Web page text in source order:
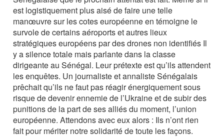
est logistiquement plus aisé de faire une telle
manœuvre sur les cotes européenne en témoigne le
survole de certains aéroports et autres lieux
stratégiques européens par des drones non identifiés Il
y a silence totale mais parlante dans la classe
dirigeante au Sénégal. Leur prétexte est qu’ils attendent
les enquêtes. Un journaliste et annaliste Sénégalais
prêchait qu’ils ne faut pas réagir énergiquement sous
risque de devenir ennemie de l’Ukraine et de subir des
punitions de la part de ses alliés du moment, l’union
européenne. Attendons avec eux alors : Ils n’ont rien
fait pour mériter notre solidarité de toute les façons.